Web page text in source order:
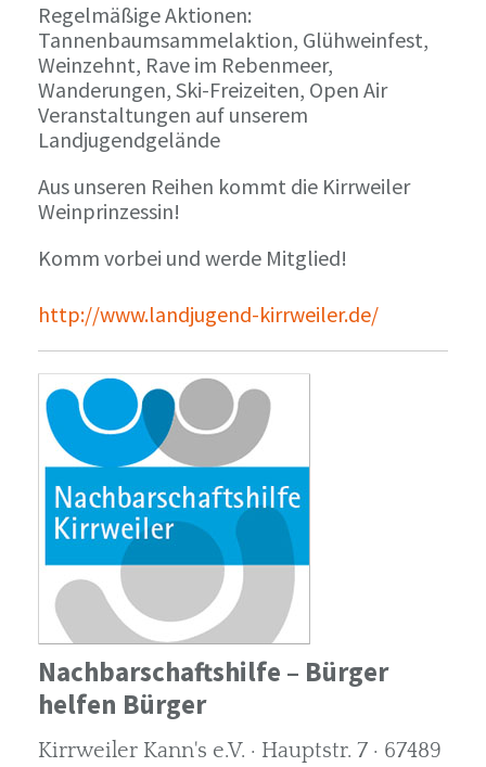
Regelmäßige Aktionen:
Tannenbaumsammelaktion, Glühweinfest,
Weinzehnt, Rave im Rebenmeer,
Wanderungen, Ski-Freizeiten, Open Air
Veranstaltungen auf unserem
Landjugendgelände
Aus unseren Reihen kommt die Kirrweiler
Weinprinzessin!
Komm vorbei und werde Mitglied!
http://www.landjugend-kirrweiler.de/
Nachbarschaftshilfe – Bürger
helfen Bürger
Kirrweiler Kann's e.V. · Hauptstr. 7 · 67489